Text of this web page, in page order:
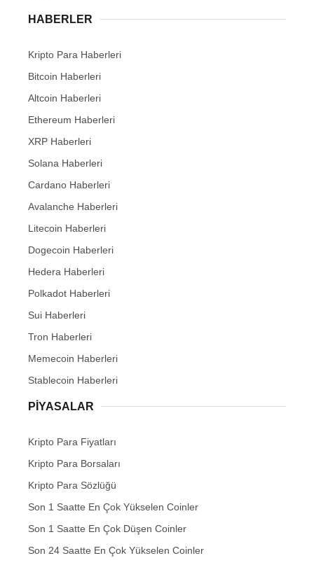
HABERLER
Kripto Para Haberleri
Bitcoin Haberleri
Altcoin Haberleri
Ethereum Haberleri
XRP Haberleri
Solana Haberleri
Cardano Haberleri
Avalanche Haberleri
Litecoin Haberleri
Dogecoin Haberleri
Hedera Haberleri
Polkadot Haberleri
Sui Haberleri
Tron Haberleri
Memecoin Haberleri
Stablecoin Haberleri
PIYASALAR
Kripto Para Fiyatları
Kripto Para Borsaları
Kripto Para Sözlüğü
Son 1 Saatte En Çok Yükselen Coinler
Son 1 Saatte En Çok Düşen Coinler
Son 24 Saatte En Çok Yükselen Coinler